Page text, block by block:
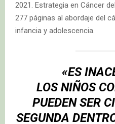
2021. Estrategia en Cáncer
277 páginas al abordaje del
infancia y adolescencia.
«ES
LOS NIÑOS
PUEDEN SER
SEGUNDA